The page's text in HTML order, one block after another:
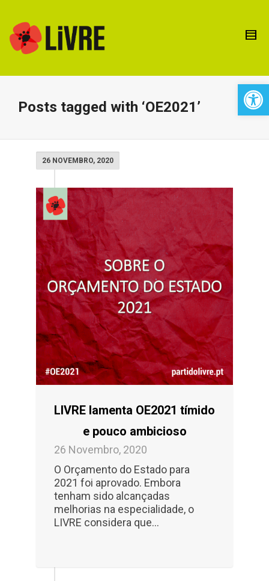
Posts tagged with ‘OE2021’
26 NOVEMBRO, 2020
LIVRE lamenta OE2021 tímido
e pouco ambicioso
26 Novembro, 2020
O Orçamento do Estado para
2021 foi aprovado. Embora
tenham sido alcançadas
melhorias na especialidade, o
LIVRE considera que...